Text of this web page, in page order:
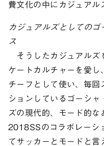
費文化の中にカジュアル
カジュアルズとしての
ス
そうしたカジュアルズ
ケートカルチャーを愛し
チーフとして使い、毎回
ションしているゴーシ
ズの現代的、モード的な
2018SSのコラボレーシ
てサッカーとモードと